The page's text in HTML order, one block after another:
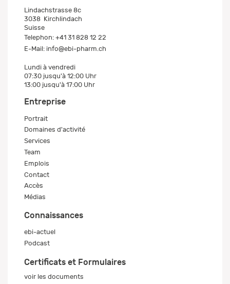
Lindachstrasse 8c
3038 Kirchlindach
Suisse
Telephon: +41 31 828 12 22
E-Mail: info@ebi-pharm.ch
Lundi à vendredi
07:30 jusqu'à 12:00 Uhr
13:00 jusqu'à 17:00 Uhr
Entreprise
Portrait
Domaines d'activité
Services
Team
Emplois
Contact
Accès
Médias
Connaissances
ebi-actuel
Podcast
Certificats et Formulaires
voir les documents